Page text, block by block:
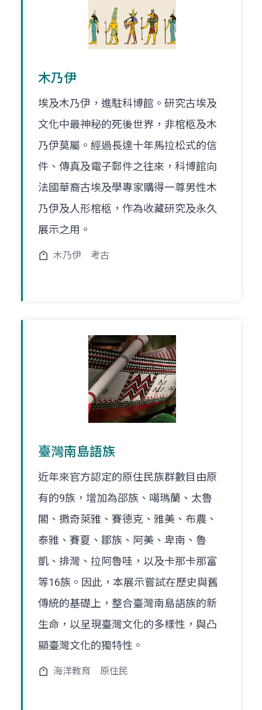
木乃伊
埃及木乃伊，進駐科博館。研究古埃及
文化中最神秘的死後世界，非棺柩及木
乃伊莫屬。經過長達十年馬拉松式的信
件、傳真及電子郵件之往來，科博館向
法國華裔古埃及學專家購得一尊男性木
乃伊及人形棺柩，作為收藏研究及永久
展示之用。
木乃伊 考古
臺灣南島語族
近年來官方認定的原住民族群數目由原
有的9族，增加為邵族、噶瑪蘭、太魯
閣、撒奇萊雅、賽德克、雅美、布農、
泰雅、賽夏、鄒族、阿美、卑南、魯
凱、排灣、拉阿魯哇，以及卡那卡那富
等16族。因此，本展示嘗試在歷史與舊
傳統的基礎上，整合臺灣南島語族的新
生命，以呈現臺灣文化的多樣性，與凸
顯臺灣文化的獨特性。
海洋教育 原住民